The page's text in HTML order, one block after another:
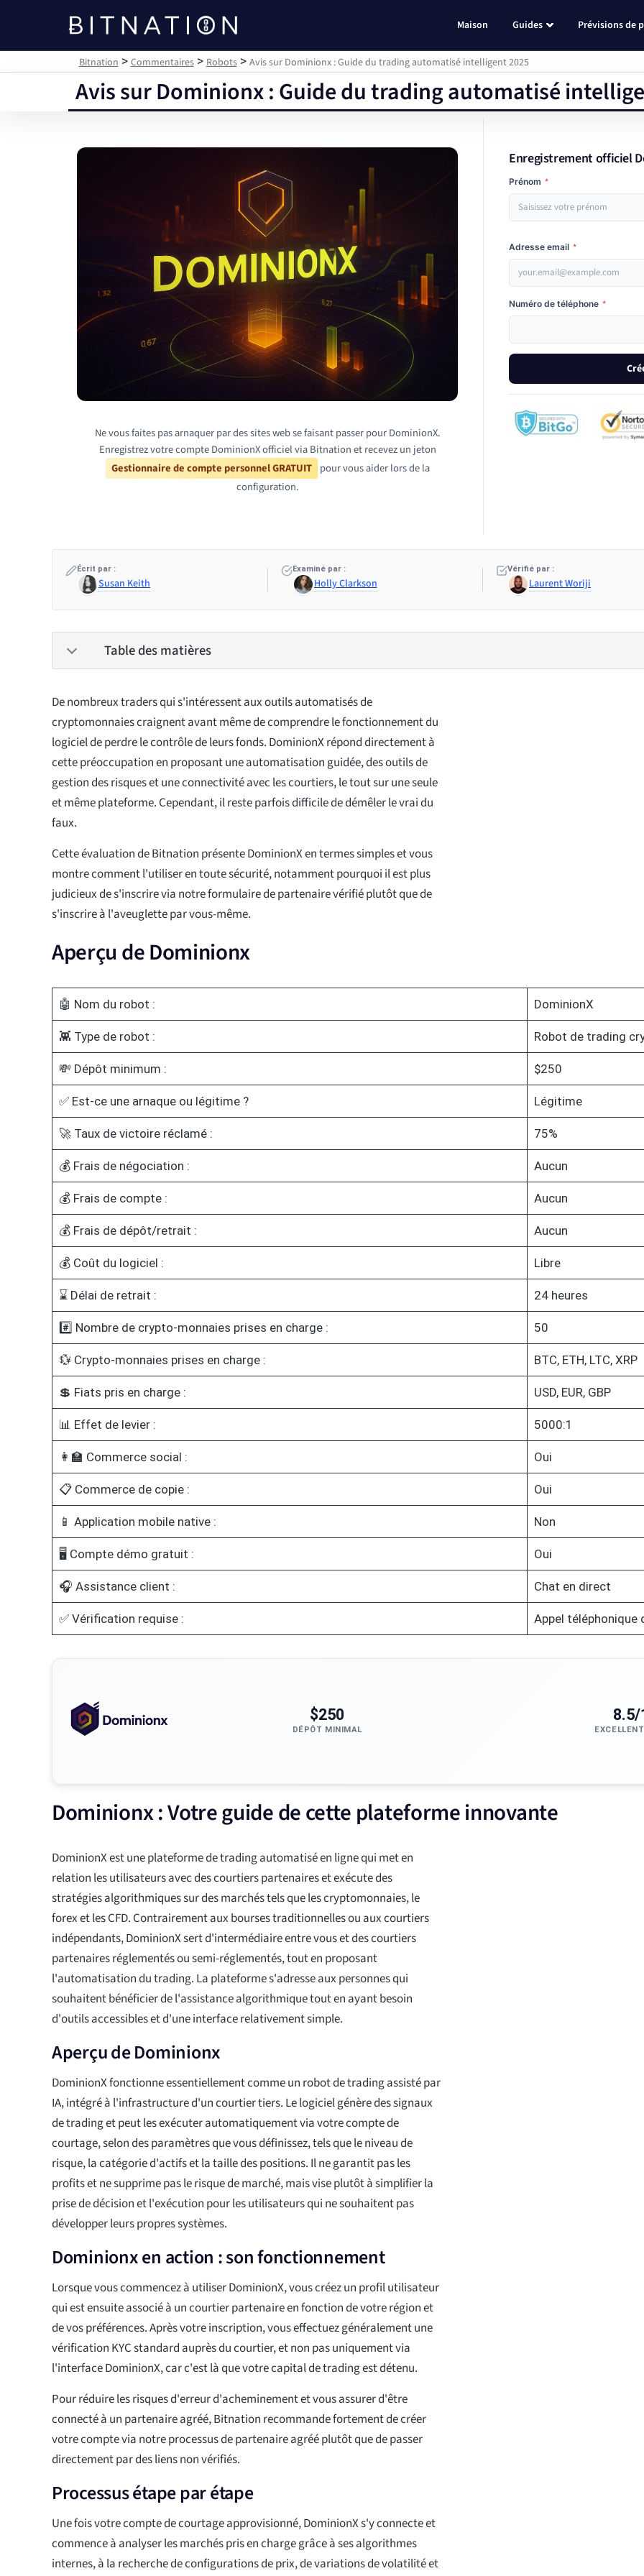
Bitnation
Maison Guides Prévisions de
Bitnation >Commentaires>Robots> Avis sur Dominionx : Guide du trading automatisé intelligent 2025
Avis sur Dominionx : Guide du trading automatisé
Ne vous faites pas arnaquer par des sites web se faisant passer pour DominionX.
Enregistrez votre compte DominionX officiel via Bitnation et recevez un jeton
Gestionnaire de compte personnel GRATUIT pour vous aider lors de la
configuration.
Enregistrement officiel
Prénom *
Adresse email *
Numéro de téléphone *
Écrit par :
Susan Keith
Examiné par :
Holly Clarkson
Vérifié par :
Laurent Woriji
Table des matières
De nombreux traders qui s'intéressent aux outils automatisés de
cryptomonnaies craignent avant même de comprendre le fonctionnement du
logiciel de perdre le contrôle de leurs fonds. DominionX répond directement à
cette préoccupation en proposant une automatisation guidée, des outils de
gestion des risques et une connectivité avec les courtiers, le tout sur une seule
et même plateforme. Cependant, il reste parfois difficile de démêler le vrai du
faux.
Cette évaluation de Bitnation présente DominionX en termes simples et vous
montre comment l'utiliser en toute sécurité, notamment pourquoi il est plus
judicieux de s'inscrire via notre formulaire de partenaire vérifié plutôt que de
s'inscrire à l'aveuglette par vous-même.
Aperçu de Dominionx
🤖 Nom du robot : DominionX
👾 Type de robot : Robot de trading
💸 Dépôt minimum : $250
✅ Est-ce une arnaque ou légitime ? Légitime
🚀 Taux de victoire réclamé : 75%
💰 Frais de négociation : Aucun
💰 Frais de compte : Aucun
💰 Frais de dépôt/retrait : Aucun
💰 Coût du logiciel : Libre
⌛ Délai de retrait : 24 heures
#️⃣ Nombre de crypto-monnaies prises en charge : 50
💱 Crypto-monnaies prises en charge : BTC, ETH, LTC, XRP
💲 Fiats pris en charge : USD, EUR, GBP
📊 Effet de levier : 5000:1
👩‍🏫 Commerce social : Oui
📋 Commerce de copie : Oui
📱 Application mobile native : Non
🖥️ Compte démo gratuit : Oui
🎧 Assistance client : Chat en direct
✅ Vérification requise : Appel téléphonique
$250
DÉPÔT MINIMAL
8.5/
Dominionx : Votre guide de cette plateforme innovante
DominionX est une plateforme de trading automatisé en ligne qui met en
relation les utilisateurs avec des courtiers partenaires et exécute des
stratégies algorithmiques sur des marchés tels que les cryptomonnaies, le
forex et les CFD. Contrairement aux bourses traditionnelles ou aux courtiers
indépendants, DominionX sert d'intermédiaire entre vous et des courtiers
partenaires réglementés ou semi-réglementés, tout en proposant
l'automatisation du trading. La plateforme s'adresse aux personnes qui
souhaitent bénéficier de l'assistance algorithmique tout en ayant besoin
d'outils accessibles et d'une interface relativement simple.
Aperçu de Dominionx
DominionX fonctionne essentiellement comme un robot de trading assisté par
IA, intégré à l'infrastructure d'un courtier tiers. Le logiciel génère des signaux
de trading et peut les exécuter automatiquement via votre compte de
courtage, selon des paramètres que vous définissez, tels que le niveau de
risque, la catégorie d'actifs et la taille des positions. Il ne garantit pas les
profits et ne supprime pas le risque de marché, mais vise plutôt à simplifier la
prise de décision et l'exécution pour les utilisateurs qui ne souhaitent pas
développer leurs propres systèmes.
Dominionx en action : son fonctionnement
Lorsque vous commencez à utiliser DominionX, vous créez un profil utilisateur
qui est ensuite associé à un courtier partenaire en fonction de votre région et
de vos préférences. Après votre inscription, vous effectuez généralement une
vérification KYC standard auprès du courtier, et non pas uniquement via
l'interface DominionX, car c'est là que votre capital de trading est détenu.
Pour réduire les risques d'erreur d'acheminement et vous assurer d'être
connecté à un partenaire agréé, Bitnation recommande fortement de créer
votre compte via notre processus de partenaire agréé plutôt que de passer
directement par des liens non vérifiés.
Processus étape par étape
Une fois votre compte de courtage approvisionné, DominionX s'y connecte et
commence à analyser les marchés pris en charge grâce à ses algorithmes
internes, à la recherche de configurations de prix, de variations de volatilité et